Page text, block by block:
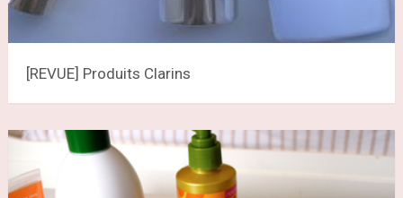
[REVUE] Produits Clarins